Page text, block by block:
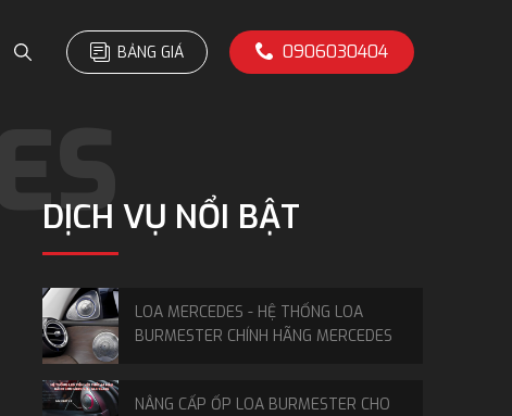
BẢNG GIÁ 0906030404
DỊCH VỤ NỔI BẬT
LOA MERCEDES - HỆ THỐNG LOA
BURMESTER CHÍNH HÃNG MERCEDES
NÂNG CẤP ỐP LOA BURMESTER CHO